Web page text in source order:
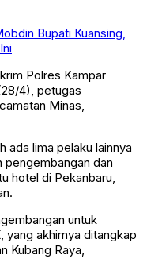
Bupati Kuansing,
Polres Kampar
4), petugas
Minas,
ada lima pelaku lainnya
pengembangan dan
hotel di Pekanbaru,
untuk
yang akhirnya ditangkap
Kubang Raya,